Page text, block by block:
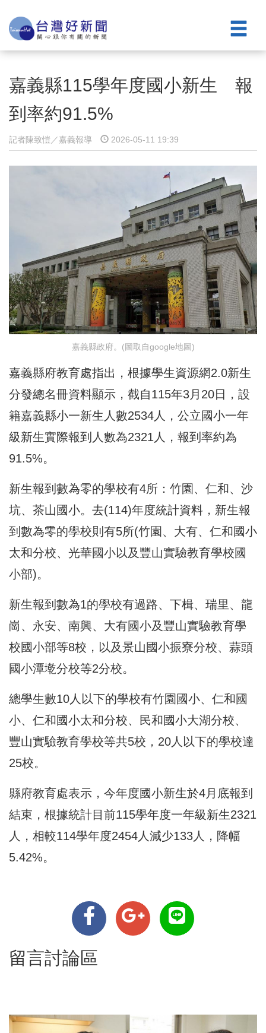
嘉義縣115學年度國小新生 報
到率約91.5%
記者陳致愷／嘉義報導 2026-05-11 19:39
嘉義縣政府。(圖取自google地圖)
嘉義縣府教育處指出，根據學生資源網2.0新生
分發總名冊資料顯示，截自115年3月20日，設
籍嘉義縣小一新生人數2534人，公立國小一年
級新生實際報到人數為2321人，報到率約為
91.5%。
新生報到數為零的學校有4所：竹園、仁和、沙
坑、茶山國小。去(114)年度統計資料，新生報
到數為零的學校則有5所(竹園、大有、仁和國小
太和分校、光華國小以及豐山實驗教育學校國
小部)。
新生報到數為1的學校有過路、下楫、瑞里、龍
崗、永安、南興、大有國小及豐山實驗教育學
校國小部等8校，以及景山國小振寮分校、蒜頭
國小潭墘分校等2分校。
總學生數10人以下的學校有竹園國小、仁和國
小、仁和國小太和分校、民和國小大湖分校、
豐山實驗教育學校等共5校，20人以下的學校達
25校。
縣府教育處表示，今年度國小新生於4月底報到
結束，根據統計目前115學年度一年級新生2321
人，相較114學年度2454人減少133人，降幅
5.42%。
留言討論區